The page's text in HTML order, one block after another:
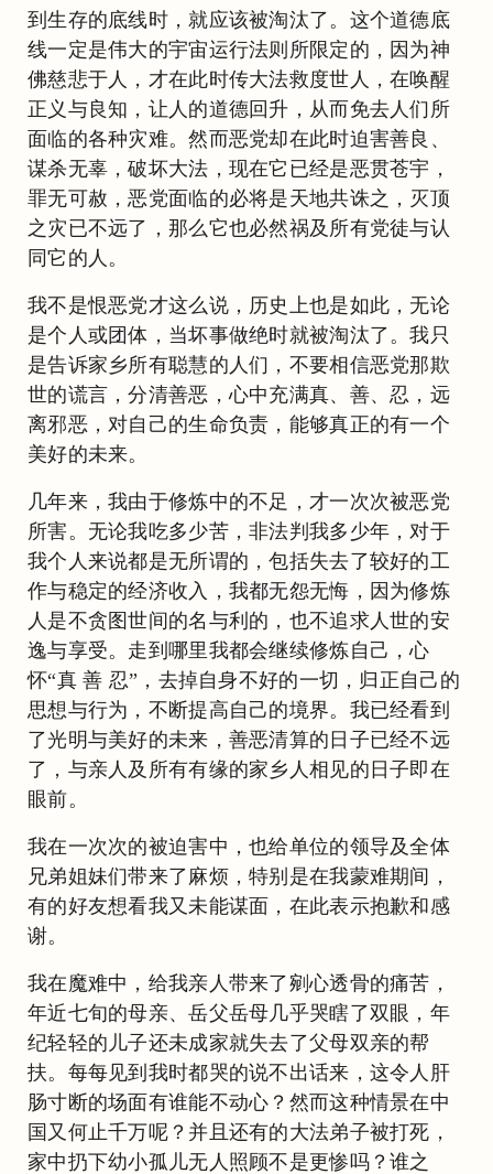
到生存的底线时，就应该被淘汰了。这个道德底
线一定是伟大的宇宙运行法则所限定的，因为神
佛慈悲于人，才在此时传大法救度世人，在唤醒
正义与良知，让人的道德回升，从而免去人们所
面临的各种灾难。然而恶党却在此时迫害善良、
谋杀无辜，破坏大法，现在它已经是恶贯苍宇，
罪无可赦，恶党面临的必将是天地共诛之，灭顶
之灾已不远了，那么它也必然祸及所有党徒与认
同它的人。
我不是恨恶党才这么说，历史上也是如此，无论
是个人或团体，当坏事做绝时就被淘汰了。我只
是告诉家乡所有聪慧的人们，不要相信恶党那欺
世的谎言，分清善恶，心中充满真、善、忍，远
离邪恶，对自己的生命负责，能够真正的有一个
美好的未来。
几年来，我由于修炼中的不足，才一次次被恶党
所害。无论我吃多少苦，非法判我多少年，对于
我个人来说都是无所谓的，包括失去了较好的工
作与稳定的经济收入，我都无怨无悔，因为修炼
人是不贪图世间的名与利的，也不追求人世的安
逸与享受。走到哪里我都会继续修炼自己，心
怀“真 善 忍”，去掉自身不好的一切，归正自己的
思想与行为，不断提高自己的境界。我已经看到
了光明与美好的未来，善恶清算的日子已经不远
了，与亲人及所有有缘的家乡人相见的日子即在
眼前。
我在一次次的被迫害中，也给单位的领导及全体
兄弟姐妹们带来了麻烦，特别是在我蒙难期间，
有的好友想看我又未能谋面，在此表示抱歉和感
谢。
我在魔难中，给我亲人带来了剜心透骨的痛苦，
年近七旬的母亲、岳父岳母几乎哭瞎了双眼，年
纪轻轻的儿子还未成家就失去了父母双亲的帮
扶。每每见到我时都哭的说不出话来，这令人肝
肠寸断的场面有谁能不动心？然而这种情景在中
国又何止千万呢？并且还有的大法弟子被打死，
家中扔下幼小孤儿无人照顾不是更惨吗？谁之